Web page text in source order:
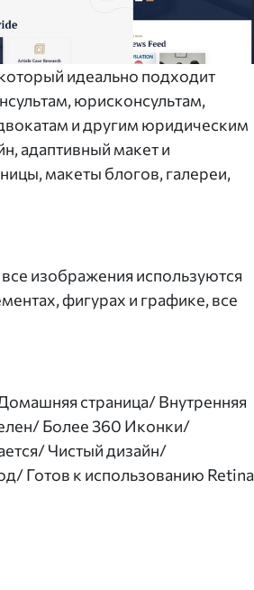
идеально подходит
юрисконсультам,
и другим юридическим
адаптивный макет и
макеты блогов, галереи,
изображения используются
фигурах и графике, все
страница/ Внутренняя
Более 360 Иконки/
Чистый дизайн/
Готов к использованию Retina